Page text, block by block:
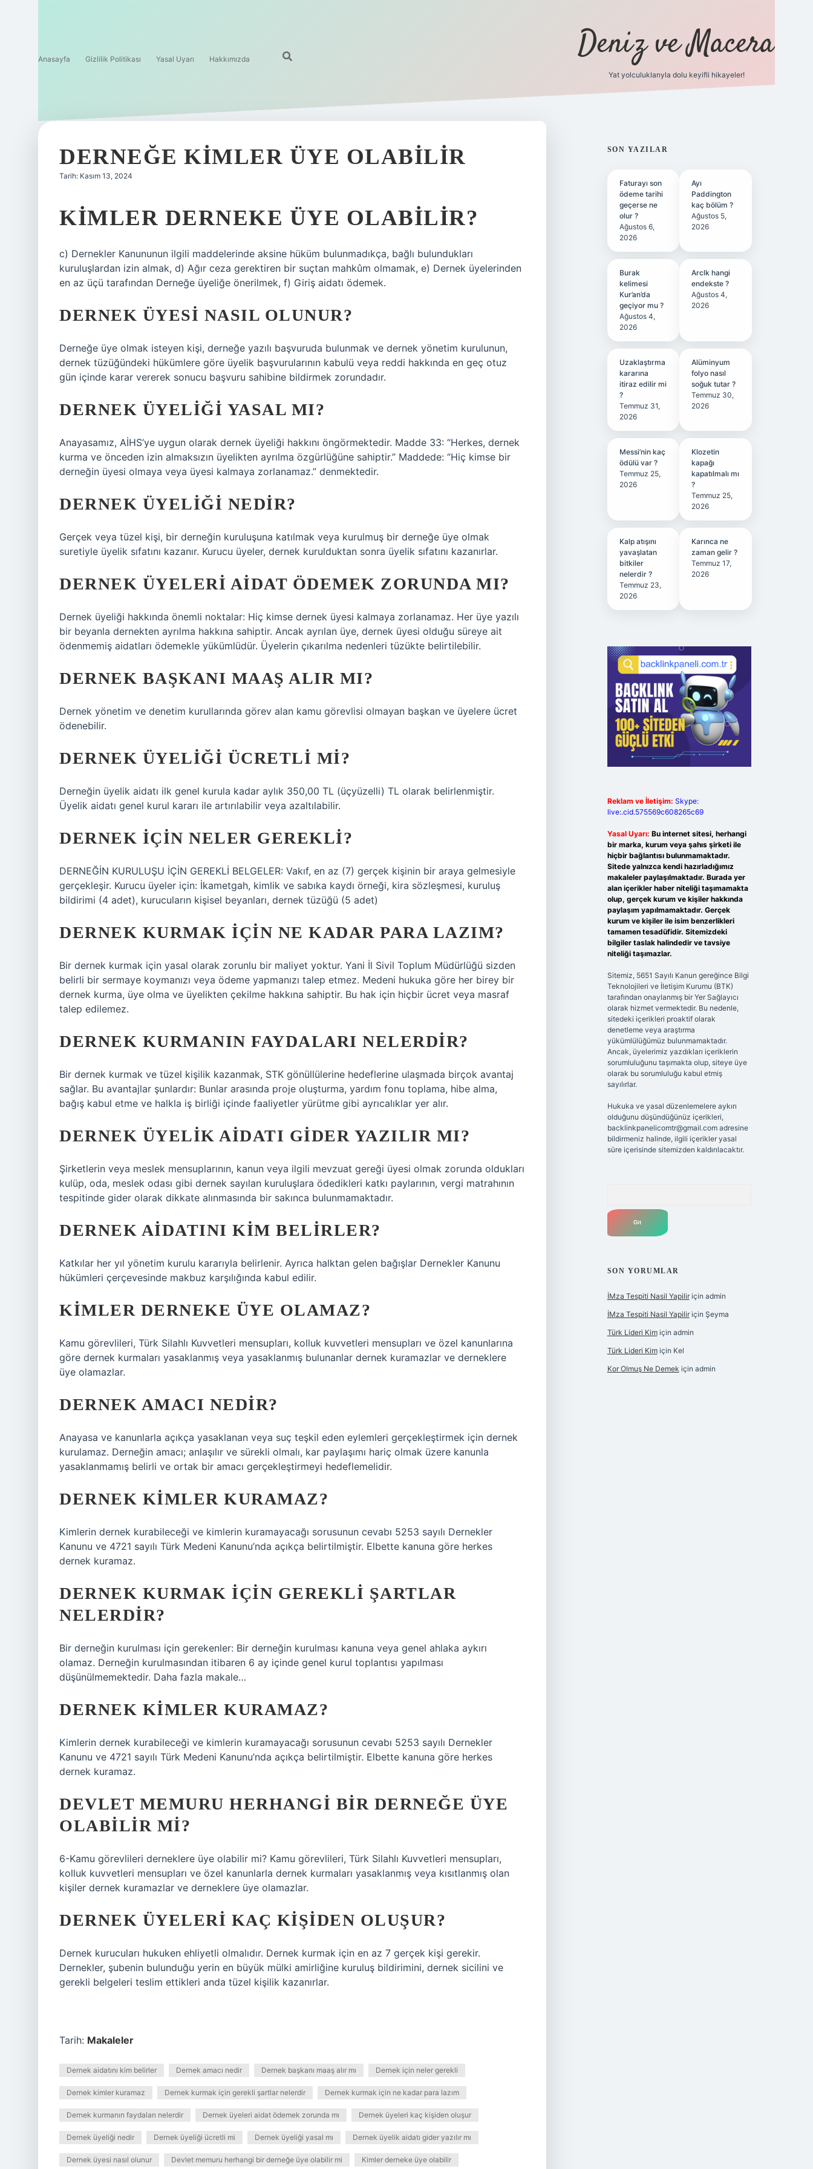
Anasayfa Gizlilik Politikası Yasal Uyarı Hakkımızda Deniz ve Macera
Yat yolculuklarıyla dolu keyifli hikayeler!
DERNEĞE KIMLER ÜYE OLABILIR
Tarih: Kasım 13, 2024
KIMLER DERNEKE ÜYE OLABILIR?
c) Dernekler Kanununun ilgili maddelerinde aksine hüküm bulunmadıkça, bağlı bulundukları
kuruluşlardan izin almak, d) Ağır ceza gerektiren bir suçtan mahkûm olmamak, e) Dernek üyelerinden
en az üçü tarafından Derneğe üyeliğe önerilmek, f) Giriş aidatı ödemek.
DERNEK ÜYESI NASIL OLUNUR?
Derneğe üye olmak isteyen kişi, derneğe yazılı başvuruda bulunmak ve dernek yönetim kurulunun,
dernek tüzüğündeki hükümlere göre üyelik başvurularının kabulü veya reddi hakkında en geç otuz
gün içinde karar vererek sonucu başvuru sahibine bildirmek zorundadır.
DERNEK ÜYELIĞI YASAL MI?
Anayasamız, AİHS’ye uygun olarak dernek üyeliği hakkını öngörmektedir. Madde 33: “Herkes, dernek
kurma ve önceden izin almaksızın üyelikten ayrılma özgürlüğüne sahiptir.” Maddede: “Hiç kimse bir
derneğin üyesi olmaya veya üyesi kalmaya zorlanamaz.” denmektedir.
DERNEK ÜYELIĞI NEDIR?
Gerçek veya tüzel kişi, bir derneğin kuruluşuna katılmak veya kurulmuş bir derneğe üye olmak
suretiyle üyelik sıfatını kazanır. Kurucu üyeler, dernek kurulduktan sonra üyelik sıfatını kazanırlar.
DERNEK ÜYELERI AIDAT ÖDEMEK ZORUNDA MI?
Dernek üyeliği hakkında önemli noktalar: Hiç kimse dernek üyesi kalmaya zorlanamaz. Her üye yazılı
bir beyanla dernekten ayrılma hakkına sahiptir. Ancak ayrılan üye, dernek üyesi olduğu süreye ait
ödenmemiş aidatları ödemekle yükümlüdür. Üyelerin çıkarılma nedenleri tüzükte belirtilebilir.
DERNEK BAŞKANI MAAŞ ALIR MI?
Dernek yönetim ve denetim kurullarında görev alan kamu görevlisi olmayan başkan ve üyelere ücret
ödenebilir.
DERNEK ÜYELIĞI ÜCRETLI MI?
Derneğin üyelik aidatı ilk genel kurula kadar aylık 350,00 TL (üçyüzelli) TL olarak belirlenmiştir.
Üyelik aidatı genel kurul kararı ile artırılabilir veya azaltılabilir.
DERNEK IÇIN NELER GEREKLI?
DERNEĞİN KURULUŞU İÇİN GEREKLİ BELGELER: Vakıf, en az (7) gerçek kişinin bir araya gelmesiyle
gerçekleşir. Kurucu üyeler için: İkametgah, kimlik ve sabıka kaydı örneği, kira sözleşmesi, kuruluş
bildirimi (4 adet), kurucuların kişisel beyanları, dernek tüzüğü (5 adet)
DERNEK KURMAK IÇIN NE KADAR PARA LAZIM?
Bir dernek kurmak için yasal olarak zorunlu bir maliyet yoktur. Yani İl Sivil Toplum Müdürlüğü sizden
belirli bir sermaye koymanızı veya ödeme yapmanızı talep etmez. Medeni hukuka göre her birey bir
dernek kurma, üye olma ve üyelikten çekilme hakkına sahiptir. Bu hak için hiçbir ücret veya masraf
talep edilemez.
DERNEK KURMANIN FAYDALARI NELERDIR?
Bir dernek kurmak ve tüzel kişilik kazanmak, STK gönüllülerine hedeflerine ulaşmada birçok avantaj
sağlar. Bu avantajlar şunlardır: Bunlar arasında proje oluşturma, yardım fonu toplama, hibe alma,
bağış kabul etme ve halkla iş birliği içinde faaliyetler yürütme gibi ayrıcalıklar yer alır.
DERNEK ÜYELIK AIDATI GIDER YAZILIR MI?
Şirketlerin veya meslek mensuplarının, kanun veya ilgili mevzuat gereği üyesi olmak zorunda oldukları
kulüp, oda, meslek odası gibi dernek sayılan kuruluşlara ödedikleri katkı paylarının, vergi matrahının
tespitinde gider olarak dikkate alınmasında bir sakınca bulunmamaktadır.
DERNEK AIDATINI KIM BELIRLER?
Katkılar her yıl yönetim kurulu kararıyla belirlenir. Ayrıca halktan gelen bağışlar Dernekler Kanunu
hükümleri çerçevesinde makbuz karşılığında kabul edilir.
KIMLER DERNEKE ÜYE OLAMAZ?
Kamu görevlileri, Türk Silahlı Kuvvetleri mensupları, kolluk kuvvetleri mensupları ve özel kanunlarına
göre dernek kurmaları yasaklanmış veya yasaklanmış bulunanlar dernek kuramazlar ve derneklere
üye olamazlar.
DERNEK AMACI NEDIR?
Anayasa ve kanunlarla açıkça yasaklanan veya suç teşkil eden eylemleri gerçekleştirmek için dernek
kurulamaz. Derneğin amacı; anlaşılır ve sürekli olmalı, kar paylaşımı hariç olmak üzere kanunla
yasaklanmamış belirli ve ortak bir amacı gerçekleştirmeyi hedeflemelidir.
DERNEK KIMLER KURAMAZ?
Kimlerin dernek kurabileceği ve kimlerin kuramayacağı sorusunun cevabı 5253 sayılı Dernekler
Kanunu ve 4721 sayılı Türk Medeni Kanunu’nda açıkça belirtilmiştir. Elbette kanuna göre herkes
dernek kuramaz.
DERNEK KURMAK IÇIN GEREKLI ŞARTLAR
NELERDIR?
Bir derneğin kurulması için gerekenler: Bir derneğin kurulması kanuna veya genel ahlaka aykırı
olamaz. Derneğin kurulmasından itibaren 6 ay içinde genel kurul toplantısı yapılması
düşünülmemektedir. Daha fazla makale…
DERNEK KIMLER KURAMAZ?
Kimlerin dernek kurabileceği ve kimlerin kuramayacağı sorusunun cevabı 5253 sayılı Dernekler
Kanunu ve 4721 sayılı Türk Medeni Kanunu’nda açıkça belirtilmiştir. Elbette kanuna göre herkes
dernek kuramaz.
DEVLET MEMURU HERHANGI BIR DERNEĞE ÜYE
OLABILIR MI?
6-Kamu görevlileri derneklere üye olabilir mi? Kamu görevlileri, Türk Silahlı Kuvvetleri mensupları,
kolluk kuvvetleri mensupları ve özel kanunlarla dernek kurmaları yasaklanmış veya kısıtlanmış olan
kişiler dernek kuramazlar ve derneklere üye olamazlar.
DERNEK ÜYELERI KAÇ KIŞIDEN OLUŞUR?
Dernek kurucuları hukuken ehliyetli olmalıdır. Dernek kurmak için en az 7 gerçek kişi gerekir.
Dernekler, şubenin bulunduğu yerin en büyük mülki amirliğine kuruluş bildirimini, dernek sicilini ve
gerekli belgeleri teslim ettikleri anda tüzel kişilik kazanırlar.
Tarih: Makaleler
Dernek aidatını kim belirler Dernek amacı nedir Dernek başkanı maaş alır mı Dernek için neler gerekli
Dernek kimler kuramaz Dernek kurmak için gerekli şartlar nelerdir Dernek kurmak için ne kadar para lazım
Dernek kurmanın faydaları nelerdir Dernek üyeleri aidat ödemek zorunda mı Dernek üyeleri kaç kişiden oluşur
Dernek üyeliği nedir Dernek üyeliği ücretli mi Dernek üyeliği yasal mı Dernek üyelik aidatı gider yazılır mı
Dernek üyesi nasıl olunur Devlet memuru herhangi bir derneğe üye olabilir mi Kimler derneke üye olabilir
SIDEBAR
SON YAZILAR
Faturayı son
ödeme tarihi
geçerse ne
olur ?
Ağustos 6,
2026
Ayı
Paddington
kaç bölüm ?
Ağustos 5,
2026
Burak
kelimesi
Kur’an’da
geçiyor mu ?
Ağustos 4,
2026
Arclk hangi
endekste ?
Ağustos 4,
2026
Uzaklaştırma
kararına
itiraz edilir mi
?
Temmuz 31,
2026
Alüminyum
folyo nasıl
soğuk tutar ?
Temmuz 30,
2026
Messi’nin kaç
ödülü var ?
Temmuz 25,
2026
Klozetin
kapağı
kapatılmalı mı
?
Temmuz 25,
2026
Kalp atışını
yavaşlatan
bitkiler
nelerdir ?
Temmuz 23,
2026
Karınca ne
zaman gelir ?
Temmuz 17,
2026
Reklam ve İletişim: Skype:
live:.cid.575569c608265c69
Yasal Uyarı: Bu internet sitesi, herhangi
bir marka, kurum veya şahıs şirketi ile
hiçbir bağlantısı bulunmamaktadır.
Sitede yalnızca kendi hazırladığımız
makaleler paylaşılmaktadır. Burada yer
alan içerikler haber niteliği taşımamakta
olup, gerçek kurum ve kişiler hakkında
paylaşım yapılmamaktadır. Gerçek
kurum ve kişiler ile isim benzerlikleri
tamamen tesadüfidir. Sitemizdeki
bilgiler taslak halindedir ve tavsiye
niteliği taşımazlar.
Sitemiz, 5651 Sayılı Kanun gereğince Bilgi
Teknolojileri ve İletişim Kurumu (BTK)
tarafından onaylanmış bir Yer Sağlayıcı
olarak hizmet vermektedir. Bu nedenle,
sitedeki içerikleri proaktif olarak
denetleme veya araştırma
yükümlülüğümüz bulunmamaktadır.
Ancak, üyelerimiz yazdıkları içeriklerin
sorumluluğunu taşımakta olup, siteye üye
olarak bu sorumluluğu kabul etmiş
sayılırlar.
Hukuka ve yasal düzenlemelere aykırı
olduğunu düşündüğünüz içerikleri,
backlinkpanelicomtr@gmail.comadresine
bildirmeniz halinde, ilgili içerikler yasal
süre içerisinde sitemizden kaldırılacaktır.
SON YORUMLAR
İMza Tespiti Nasil Yapiliriçin admin
İMza Tespiti Nasil Yapiliriçin Şeyma
Türk Lideri Kimiçin admin
Türk Lideri Kimiçin Kel
Kor Olmuş Ne Demek için admin